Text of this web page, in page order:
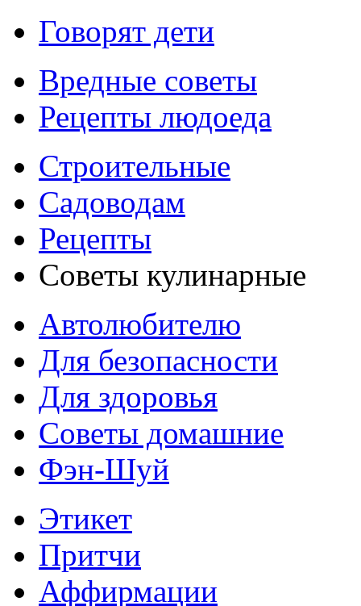
Говорят дети
Вредные советы
Рецепты людоеда
Строительные
Садоводам
Рецепты
Советы кулинарные
Автолюбителю
Для безопасности
Для здоровья
Советы домашние
Фэн-Шуй
Этикет
Притчи
Аффирмации